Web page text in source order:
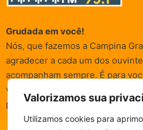
Valorizamos sua
Utilizamos cookies para
Grudada em você!
Nós, que fazemos a Campina
agradecer a cada um dos
acompanham sempre. É para
vocês que as informações
promocionais e de